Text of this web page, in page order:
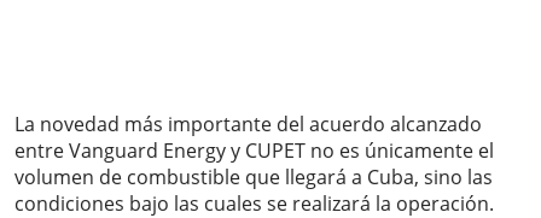
La novedad más importante del acuerdo alcanzado
entre Vanguard Energy y CUPET no es únicamente el
volumen de combustible que llegará a Cuba, sino las
condiciones bajo las cuales se realizará la operación.